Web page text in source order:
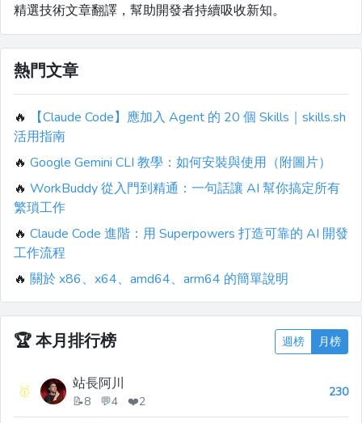
精選技術文章翻譯，幫助開發者持續吸收新知。
熱門文章
🔥
【Claude Code】應加入 Agent 的 20 個 Skills｜skills.sh
活用指南
🔥 Google Gemini CLI 教學：如何安裝與使用（附圖片）
🔥 WorkBuddy 從入門到精通：一句話讓 AI 幫你搞定所有
繁瑣工作
🔥 Claude Code 進階：用 Superpowers 打造可靠的 AI 開發
工作流程
🔥 關於 x86、x64、amd64、arm64 的簡單說明
🏆本月排行榜 週榜 月榜
🥇 站長阿川
📝8 💬4 ❤️2
230